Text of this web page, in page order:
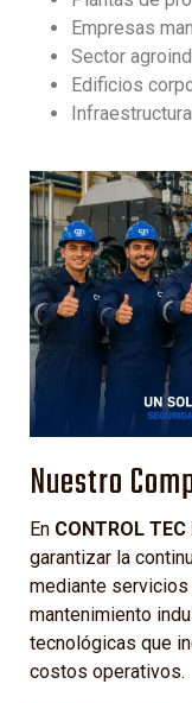
Empresas
Sector
Edificios
Nuestro
En CONTROL
garantizar la
mediante
mantenimiento
tecnológicas que
costos operativos.